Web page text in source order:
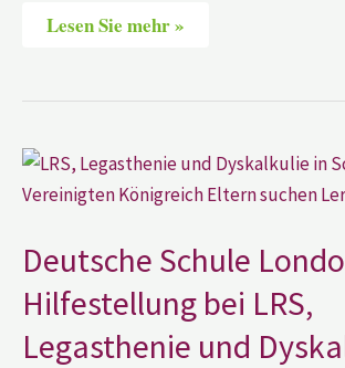
Lesen Sie mehr »
Deutsche Schule
Hilfestellung bei LRS,
Legasthenie und
Deutsche
Schule
London:
Hilfestellung
LRS,
Legasthenie
und
Dyskalkulie